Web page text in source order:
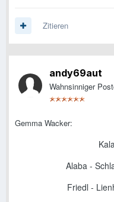
Zitieren
andy69aut
Wahnsinniger
Gemma Wacker:
Alaba -
Friedl -